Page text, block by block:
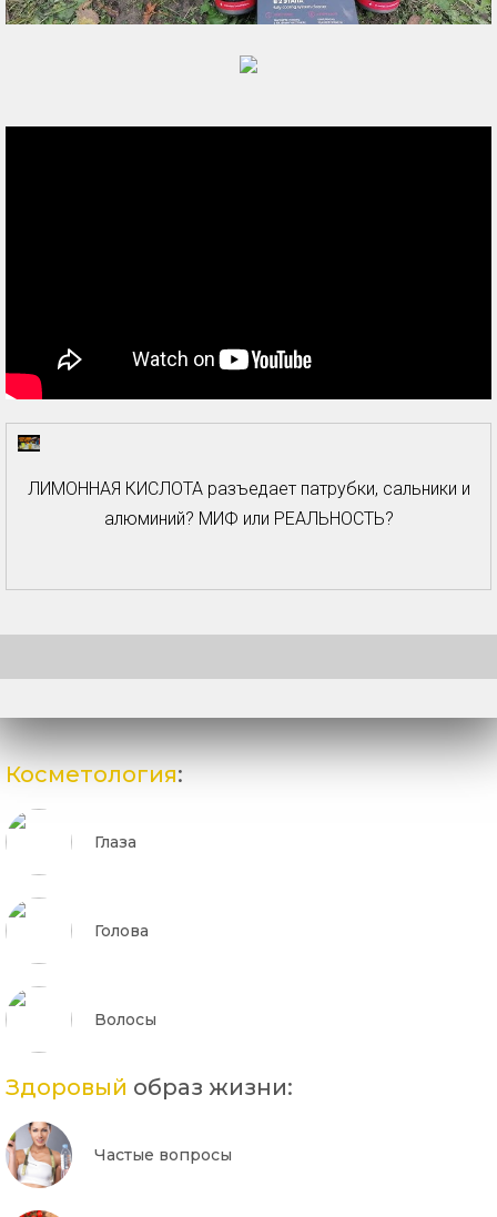
ЛИМОННАЯ КИСЛОТА разъедает патрубки, сальники и
алюминий? МИФ или РЕАЛЬНОСТЬ?
Косметология:
Глаза
Голова
Волосы
Здоровый образ жизни:
Частые вопросы